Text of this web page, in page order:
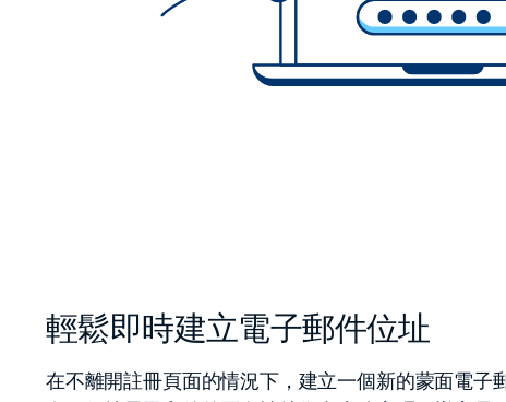
輕鬆即時建立電子郵件位址
在不離開註冊頁面的情況下，建立一個新的蒙面電子